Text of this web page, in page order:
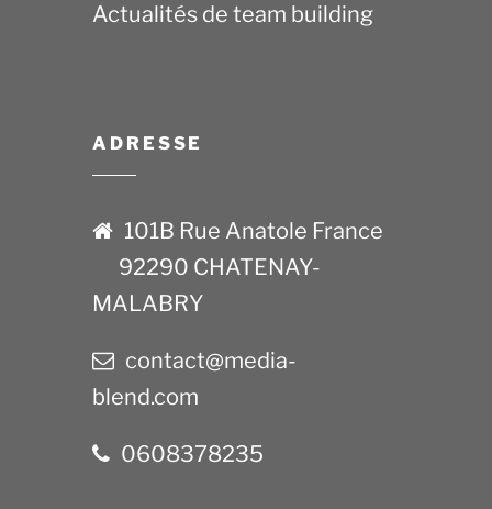
Actualités de team building
ADRESSE
101B Rue Anatole France
92290 CHATENAY-
MALABRY
contact@media-
blend.com
0608378235